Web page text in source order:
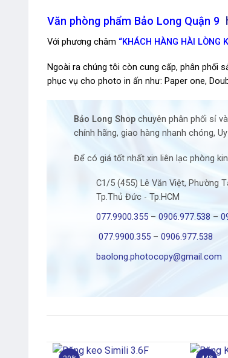
Văn phòng phẩm Bảo Long Quận 9
Với phương châm “KHÁCH HÀNG HÀI LÒNG
Ngoài ra chúng tôi còn cung cấp, phân phối
phục vụ cho photo in ấn như: Paper one,
Bảo Long Shop chuyên phân phối sỉ
chính hãng, giao hàng nhanh chóng,
Để có giá tốt nhất xin liên lạc phòng
C1/5 (455) Lê Văn Việt, Phường
Tp.Thủ Đức - Tp.HCM
077.9900.355– 0906.977.538 –
077.9900.355– 0906.977.538
baolong.photocopy@gmail.com
+ +